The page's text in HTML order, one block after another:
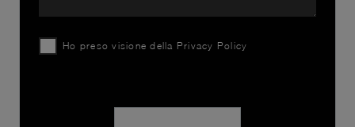
Ho preso visione della Privacy Policy